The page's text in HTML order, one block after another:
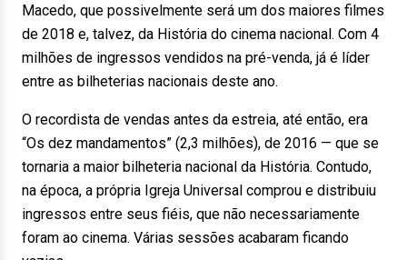
Macedo, que possivelmente será um dos maiores filmes
de 2018 e, talvez, da História do cinema nacional. Com 4
milhões de ingressos vendidos na pré-venda, já é líder
entre as bilheterias nacionais deste ano.
O recordista de vendas antes da estreia, até então, era
“Os dez mandamentos” (2,3 milhões), de 2016 — que se
tornaria a maior bilheteria nacional da História. Contudo,
na época, a própria Igreja Universal comprou e distribuiu
ingressos entre seus fiéis, que não necessariamente
foram ao cinema. Várias sessões acabaram ficando